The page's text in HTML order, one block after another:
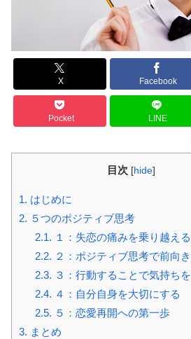
X Facebook
Pocket LINE
目次 [hide]
1. はじめに
2. ５つのポジティブ思考
2.1. １：失恋の痛みを乗り越え
2.2. ２：ポジティブ思考で前向
2.3. ３：行動することで気持ち
2.4. ４：自分自身を大切にする
2.5. ５：恋愛再開への第一歩
3. まとめ